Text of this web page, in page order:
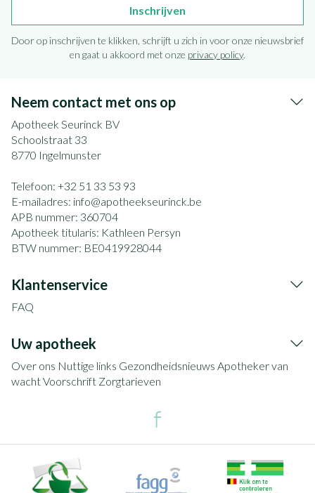
Inschrijven
Door op inschrijven te klikken, schrijft u zich in voor onze nieuwsbrief
en gaat u akkoord met onze privacy policy.
Neem contact met ons op
Apotheek Seurinck BV
Schoolstraat 33
8770 Ingelmunster
Telefoon: +32 51 33 53 93
E-mailadres: info@apotheekseurinck.be
APB nummer: 360704
Apotheek titularis: Kathleen Persyn
BTW nummer: BE0419928044
Klantenservice
FAQ
Uw apotheek
Over ons Nuttige links Gezondheidsnieuws Apotheker van
wachtVoorschrift Zorgtarieven